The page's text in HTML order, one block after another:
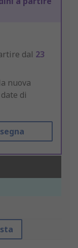
dal 23
nuova
di